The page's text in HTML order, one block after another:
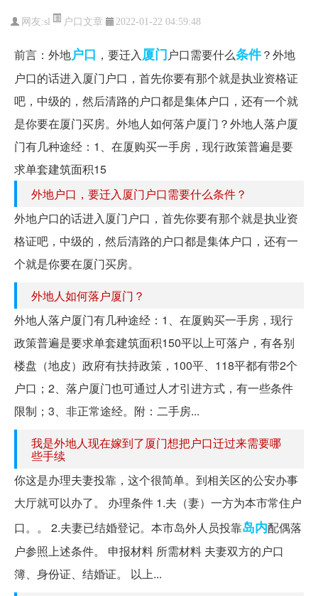
网友:sl 户口文章 2022-01-22 04:59:48
前言：外地户口 ，要迁入厦门户口需要什么条件？外地
户口的话进入厦门户口，首先你要有那个就是执业资格证
吧，中级的，然后清路的户口都是集体户口，还有一个就
是你要在厦门买房。外地人如何落户厦门？外地人落户厦
门有几种途经：1、在厦购买一手房，现行政策普遍是要
求单套建筑面积15
外地户口，要迁入厦门户口需要什么条件？
外地户口的话进入厦门户口，首先你要有那个就是执业资
格证吧，中级的，然后清路的户口都是集体户口，还有一
个就是你要在厦门买房。
外地人如何落户厦门？
外地人落户厦门有几种途经：1、在厦购买一手房，现行
政策普遍是要求单套建筑面积150平以上可落户，有各别
楼盘（地皮）政府有扶持政策，100平、118平都有带2个
户口；2、落户厦门也可通过人才引进方式，有一些条件
限制；3、非正常途经。附：二手房...
我是外地人现在嫁到了厦门想把户口迁过来需要哪
些手续
你这是办理夫妻投靠，这个很简单。到相关区的公安办事
大厅就可以办了。 办理条件 1.夫（妻）一方为本市常住户
口。。 2.夫妻已结婚登记。本市岛外人员投靠岛内配偶落
户参照上述条件。 申报材料 所需材料 夫妻双方的户口
簿、身份证、结婚证。 以上...